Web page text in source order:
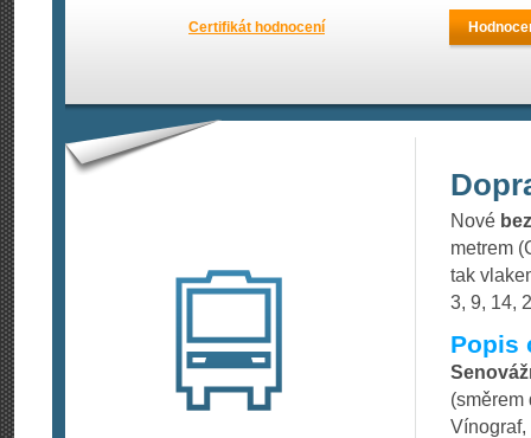
Certifikát hodnocení
Nové
metrem
tak
3, 9, 14,
Popis
(směrem
Vínograf,